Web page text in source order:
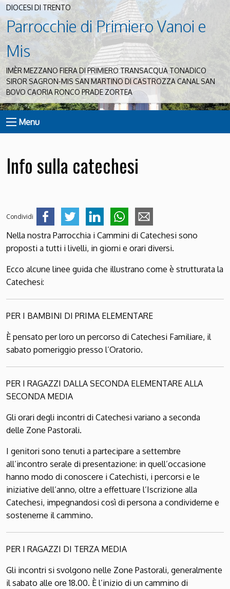
DIOCESI DI TRENTO
Parrocchie di Primiero Vanoi e
Mis
IMÈR MEZZANO FIERA DI PRIMIERO TRANSACQUA TONADICO
SIROR SAGRON-MIS SAN MARTINO DI CASTROZZA CANAL SAN
BOVO CAORIA RONCO PRADE ZORTEA
Menu
Info sulla catechesi
Condividi
Nella nostra Parrocchia i Cammini di Catechesi sono
proposti a tutti i livelli, in giorni e orari diversi.
Ecco alcune linee guida che illustrano come è strutturata la
Catechesi:
PER I BAMBINI DI PRIMA ELEMENTARE
È pensato per loro un percorso di Catechesi Familiare, il
sabato pomeriggio presso l’Oratorio.
PER I RAGAZZI DALLA SECONDA ELEMENTARE ALLA
SECONDA MEDIA
Gli orari degli incontri di Catechesi varia­no a seconda
delle Zone Pastorali.
I genitori sono tenuti a partecipare a settembre
all’incontro serale di presentazione: in quell’occasione
hanno modo di conoscere i Catechisti, i percorsi e le
iniziative dell’anno, oltre a effettuare l’Iscrizione alla
Catechesi, impe­gnandosi così di persona a condividerne e
sostenerne il cammino.
PER I RAGAZZI DI TERZA MEDIA
Gli incontri si svolgono nelle Zone Pastorali, generalmente
il sabato alle ore 18.00. È l’inizio di un cammino di